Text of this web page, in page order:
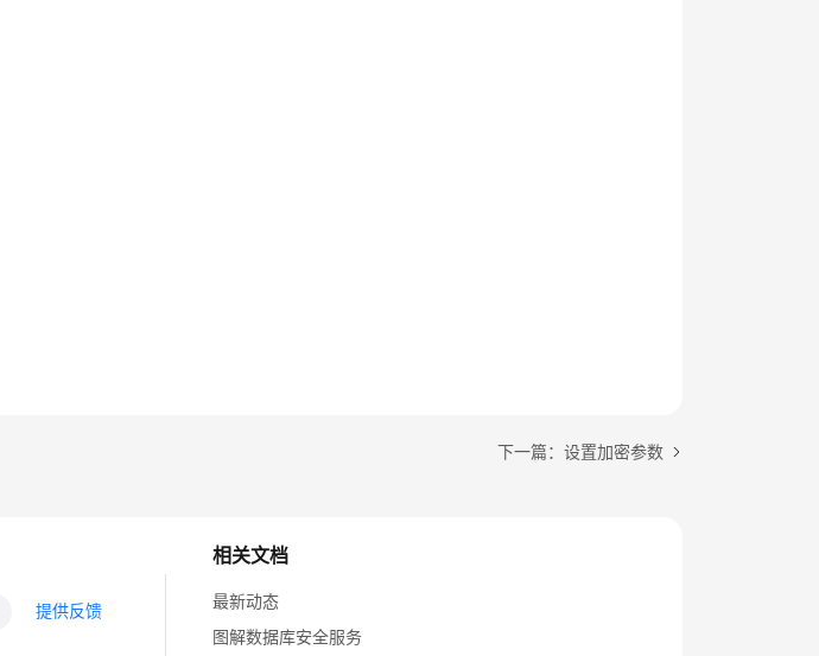
下一篇：设置加密参数
相关文档
最新动态
图解数据库安全服务
提供反馈